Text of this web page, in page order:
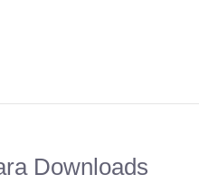
Downloads